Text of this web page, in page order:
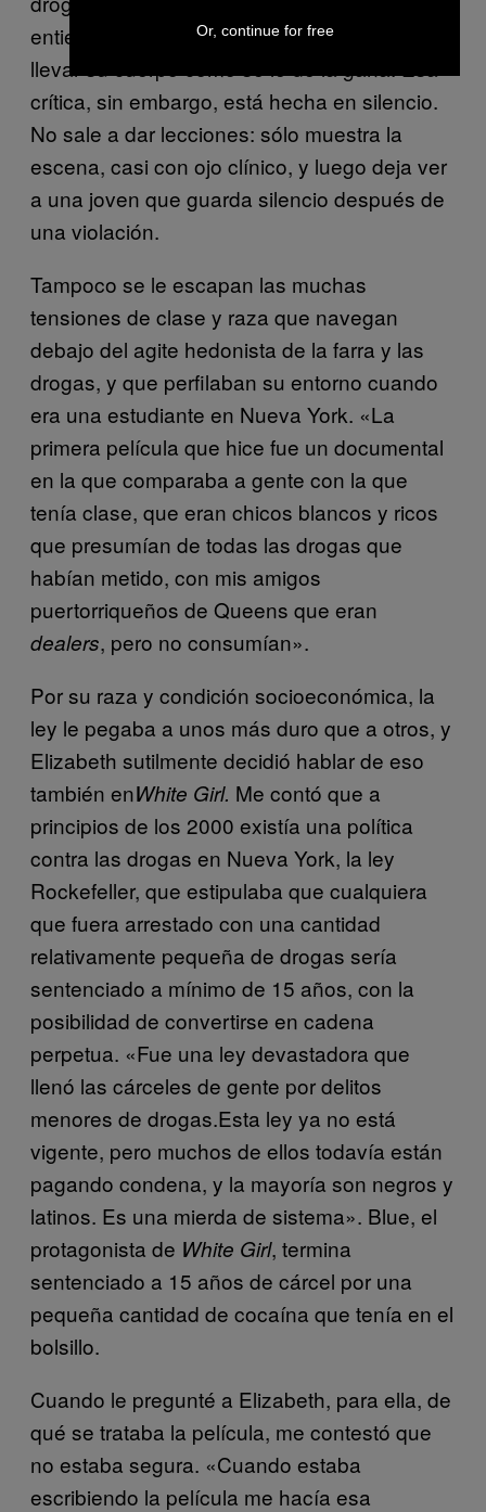
entiende que una mujer joven puede usar y
llevar su cuerpo como se le dé la gana. Esa
crítica, sin embargo, está hecha en silencio.
No sale a dar lecciones: sólo muestra la
escena, casi con ojo clínico, y luego deja ver
a una joven que guarda silencio después de
una violación.
Tampoco se le escapan las muchas
tensiones de clase y raza que navegan
debajo del agite hedonista de la farra y las
drogas, y que perfilaban su entorno cuando
era una estudiante en Nueva York. «La
primera película que hice fue un documental
en la que comparaba a gente con la que
tenía clase, que eran chicos blancos y ricos
que presumían de todas las drogas que
habían metido, con mis amigos
puertorriqueños de Queens que eran
dealers, pero no consumían».
Por su raza y condición socioeconómica, la
ley le pegaba a unos más duro que a otros, y
Elizabeth sutilmente decidió hablar de eso
también enWhite Girl. Me contó que a
principios de los 2000 existía una política
contra las drogas en Nueva York, la ley
Rockefeller, que estipulaba que cualquiera
que fuera arrestado con una cantidad
relativamente pequeña de drogas sería
sentenciado a mínimo de 15 años, con la
posibilidad de convertirse en cadena
perpetua. «Fue una ley devastadora que
llenó las cárceles de gente pordelitos
menores de drogas.Esta ley ya no está
vigente, pero muchos de ellos todavía están
pagando condena, y la mayoría son negros y
latinos. Es una mierda de sistema». Blue, el
protagonista de White Girl, termina
sentenciado a 15 años de cárcel por una
pequeña cantidad de cocaína que tenía en el
bolsillo.
Cuando le pregunté a Elizabeth, para ella, de
qué se trataba la película, me contestó que
no estaba segura. «Cuando estaba
escribiendo la película me hacía esa
Or, continue for free